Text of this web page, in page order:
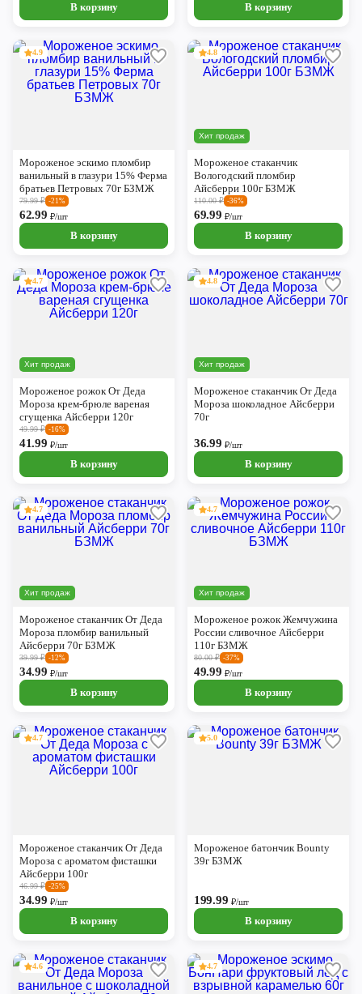
В корзину В корзину
4.9
Мороженое эскимо пломбир
ванильный в глазури 15% Ферма
братьев Петровых 70г БЗМЖ
79.99₽ -21%
62.99₽/шт
В корзину
Хит продаж
4.8
Мороженое стаканчик
Вологодский пломбир
Айсберри 100г БЗМЖ
110.00₽ -36%
69.99₽/шт
В корзину
Хит продаж
4.7
Мороженое рожок От Деда
Мороза крем-брюле вареная
сгущенка Айсберри 120г
49.99₽ -16%
41.99₽/шт
В корзину
Хит продаж
4.8
Мороженое стаканчик От Деда
Мороза шоколадное Айсберри
70г
36.99₽/шт
В корзину
Хит продаж
4.7
Мороженое стаканчик От Деда
Мороза пломбир ванильный
Айсберри 70г БЗМЖ
39.99₽ -12%
34.99₽/шт
В корзину
Хит продаж
4.7
Мороженое рожок Жемчужина
России сливочное Айсберри
110г БЗМЖ
80.00₽ -37%
49.99₽/шт
В корзину
4.7
Мороженое стаканчик От Деда
Мороза с ароматом фисташки
Айсберри 100г
46.99₽ -25%
34.99₽/шт
В корзину
5.0
Мороженое батончик Bounty
39г БЗМЖ
199.99 ₽/шт
В корзину
4.6 4.7